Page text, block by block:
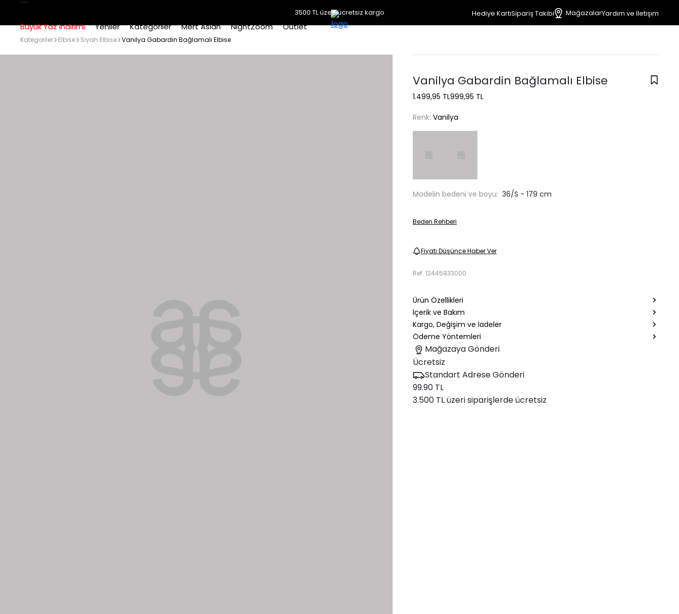
3500 TL üzeri ücretsiz kargo Hediye KartıSipariş Takibi MağazalarYardım ve İletişim
Büyük Yaz İndirimi Yeniler Kategoriler Mert Aslan NightZoom Outlet
Kategoriler Elbise Siyah Elbise Vanilya Gabardin Bağlamalı Elbise
Vanilya Gabardin Bağlamalı Elbise
1.499,95 TL999,95 TL
Renk: Vanilya
Modelin bedeni ve boyu: 36/S - 179 cm
Beden Rehberi
Fiyatı Düşünce Haber Ver
Ref. 12445933000
Ürün Özellikleri
İçerik ve Bakım
Kargo, Değişim ve İadeler
Ödeme Yöntemleri
Mağazaya Gönderi
Ücretsiz
Standart Adrese Gönderi
99.90 TL
3.500 TL üzeri siparişlerde ücretsiz